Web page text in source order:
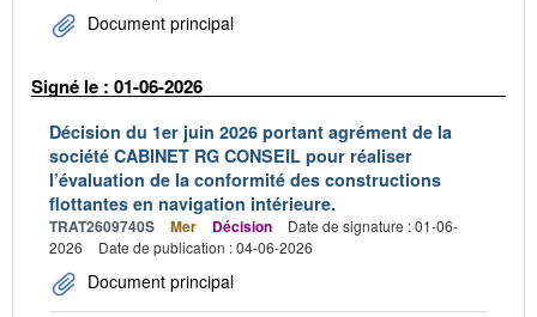
Document principal
Signé le : 01-06-2026
Décision du 1er juin 2026 portant agrément de la
société CABINET RG CONSEIL pour réaliser
l’évaluation de la conformité des constructions
flottantes en navigation intérieure.
TRAT2609740S Mer Décision
Date de signature : 01-06-
2026
Date de publication : 04-06-2026
Document principal